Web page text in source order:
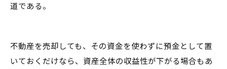
道である。
不動産を売却しても、その資金を使わずに預金として置
いておくだけなら、資産全体の収益性が下がる場合もあ